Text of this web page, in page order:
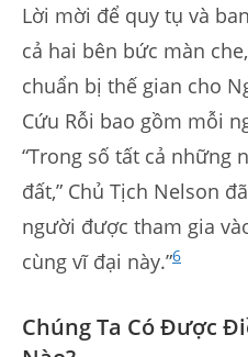
Lời mời để quy tụ và
cả hai bên bức màn
chuẩn bị thế gian cho
Cứu Rỗi bao gồm mỗi
“Trong số tất cả những
đất,” Chủ Tịch Nelson
người được tham gia
cùng vĩ đại này.”6
Chúng Ta Có Được